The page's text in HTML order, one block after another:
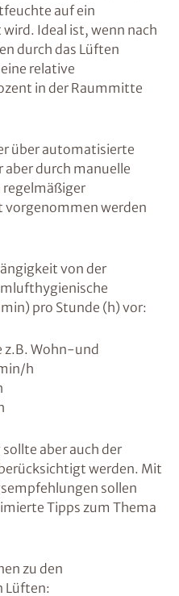
auf ein
Ideal ist, wenn nach
durch das Lüften
relative
in der Raummitte
über automatisierte
durch manuelle
regelmäßiger
vorgenommen werden
von der
pro Stunde (h) vor:
z.B. Wohn-und
h
aber auch der
werden. Mit
sollen
Tipps zum Thema
zu den
Lüften: